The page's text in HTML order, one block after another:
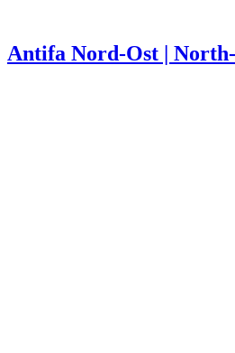
Antifa Nord-Ost |